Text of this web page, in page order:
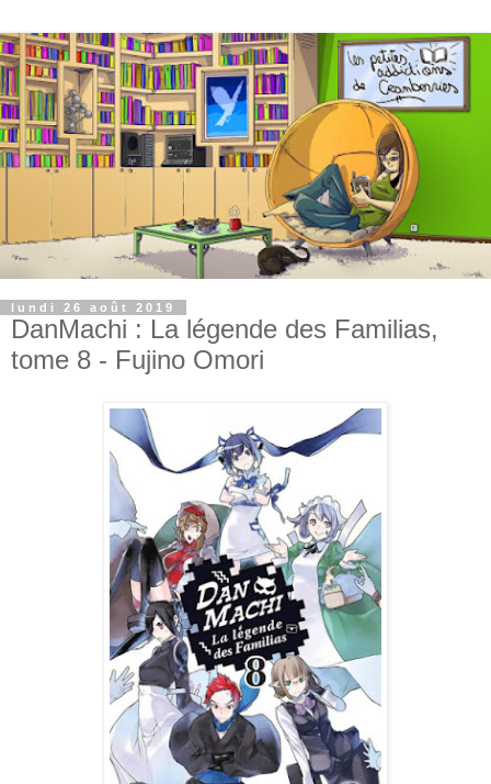
lundi 26 août 2019
DanMachi : La légende des Familias,
tome 8 - Fujino Omori